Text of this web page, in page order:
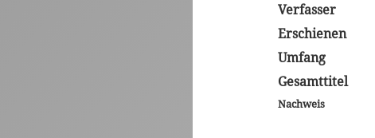
Verfasser
Erschienen
Umfang
Gesamttitel
Nachweis